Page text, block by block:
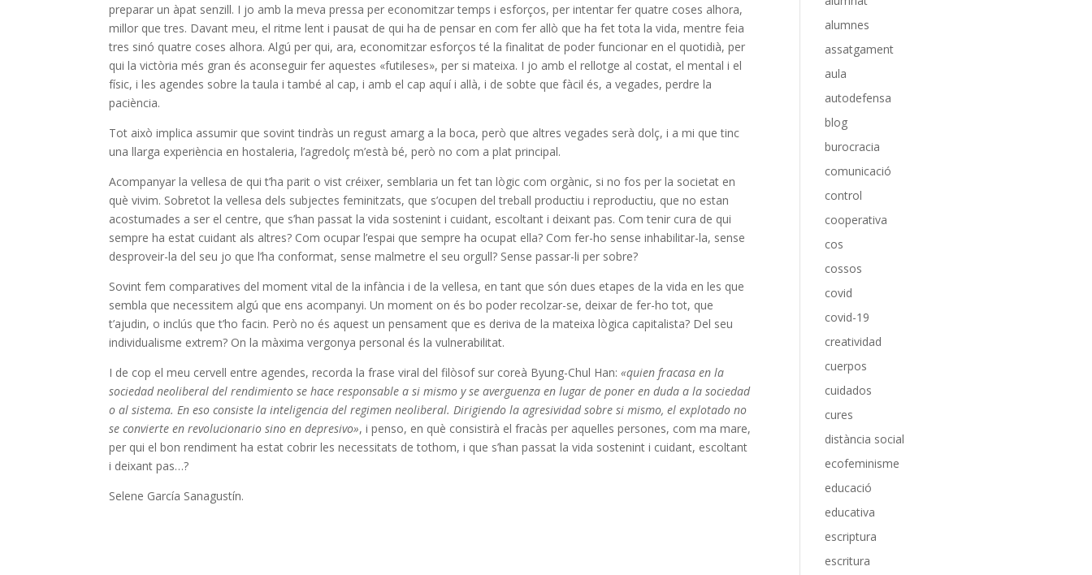
preparar un àpat senzill. I jo amb la meva pressa per economitzar temps i esforços, per intentar fer quatre coses alhora,
millor que tres. Davant meu, el ritme lent i pausat de qui ha de pensar en com fer allò que ha fet tota la vida, mentre feia
tres sinó quatre coses alhora. Algú per qui, ara, economitzar esforços té la finalitat de poder funcionar en el quotidià, per
qui la victòria més gran és aconseguir fer aquestes «futileses», per si mateixa. I jo amb el rellotge al costat, el mental i el
físic, i les agendes sobre la taula i també al cap, i amb el cap aquí i allà, i de sobte que fàcil és, a vegades, perdre la
paciència.
Tot això implica assumir que sovint tindràs un regust amarg a la boca, però que altres vegades serà dolç, i a mi que tinc
una llarga experiència en hostaleria, l’agredolç m’està bé, però no com a plat principal.
Acompanyar la vellesa de qui t’ha parit o vist créixer, semblaria un fet tan lògic com orgànic, si no fos per la societat en
què vivim. Sobretot la vellesa dels subjectes feminitzats, que s’ocupen del treball productiu i reproductiu, que no estan
acostumades a ser el centre, que s’han passat la vida sostenint i cuidant, escoltant i deixant pas. Com tenir cura de qui
sempre ha estat cuidant als altres? Com ocupar l’espai que sempre ha ocupat ella? Com fer-ho sense inhabilitar-la, sense
desproveir-la del seu jo que l’ha conformat, sense malmetre el seu orgull? Sense passar-li per sobre?
Sovint fem comparatives del moment vital de la infància i de la vellesa, en tant que són dues etapes de la vida en les que
sembla que necessitem algú que ens acompanyi. Un moment on és bo poder recolzar-se, deixar de fer-ho tot, que
t’ajudin, o inclús que t’ho facin. Però no és aquest un pensament que es deriva de la mateixa lògica capitalista? Del seu
individualisme extrem? On la màxima vergonya personal és la vulnerabilitat.
I de cop el meu cervell entre agendes, recorda la frase viral del filòsof sur coreà Byung-Chul Han: «quien fracasa en la
sociedad neoliberal del rendimiento se hace responsable a si mismo y se averguenza en lugar de poner en duda a la sociedad
o al sistema. En eso consiste la inteligencia del regimen neoliberal. Dirigiendo la agresividad sobre si mismo, el explotado no
se convierte en revolucionario sino en depresivo», i penso, en què consistirà el fracàs per aquelles persones, com ma mare,
per qui el bon rendiment ha estat cobrir les necessitats de tothom, i que s’han passat la vida sostenint i cuidant, escoltant
i deixant pas…?
Selene García Sanagustín.
alumnes
assatgament
aula
autodefensa
blog
burocracia
comunicació
control
cooperativa
cos
cossos
covid
covid-19
creatividad
cuerpos
cuidados
cures
distància social
ecofeminisme
educació
educativa
escriptura
escritura